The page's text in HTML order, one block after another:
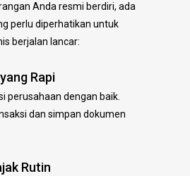
Anda resmi berdiri, ada
perlu diperhatikan untuk
berjalan lancar:
Rapi
perusahaan dengan baik.
dan simpan dokumen
Rutin